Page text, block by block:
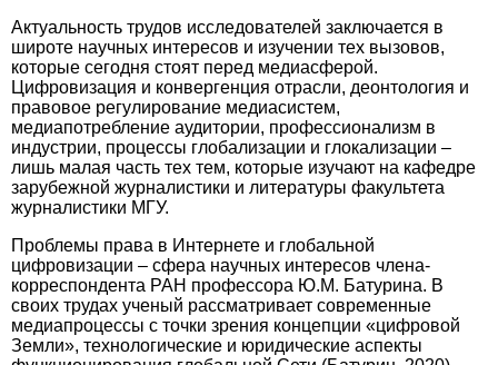
Актуальность трудов исследователей заключается в
широте научных интересов и изучении тех вызовов,
которые сегодня стоят перед медиасферой.
Цифровизация и конвергенция отрасли, деонтология и
правовое регулирование медиа­систем,
медиапотребление аудитории, профессио­нализм в
индустрии, процессы глобализации и глокализации –
лишь малая часть тех тем, которые изучают на кафедре
зарубежной журналистики и литературы факультета
журналистики МГУ.
Проблемы права в Интернете и глобальной
цифровизации – сфера научных интересов члена-
корреспондента РАН профессора Ю.М. Батурина. В
своих трудах ученый рассматривает современные
медиапроцессы с точки зрения концепции «цифровой
Земли», технологические и юридические аспекты